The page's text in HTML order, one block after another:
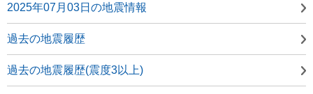
2025年07月03日の地震情報
過去の地震履歴
過去の地震履歴(震度3以上)